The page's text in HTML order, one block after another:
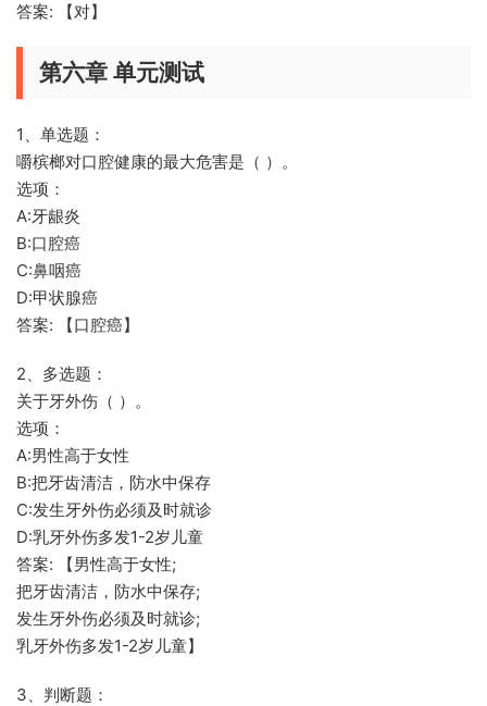
答案: 【对】
第六章 单元测试
1、单选题：
嚼槟榔对口腔健康的最大危害是（ ）。
选项：
A:牙龈炎
B:口腔癌
C:鼻咽癌
D:甲状腺癌
答案: 【口腔癌】
2、多选题：
关于牙外伤（ ）。
选项：
A:男性高于女性
B:把牙齿清洁，防水中保存
C:发生牙外伤必须及时就诊
D:乳牙外伤多发1-2岁儿童
答案: 【男性高于女性;
把牙齿清洁，防水中保存;
发生牙外伤必须及时就诊;
乳牙外伤多发1-2岁儿童】
3、判断题：